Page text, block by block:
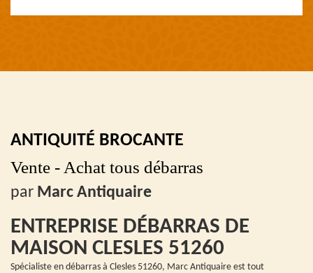
ANTIQUITÉ BROCANTE
Vente - Achat tous débarras
par Marc Antiquaire
ENTREPRISE DÉBARRAS DE
MAISON CLESLES 51260
Spécialiste en débarras à Clesles 51260, Marc Antiquaire est tout